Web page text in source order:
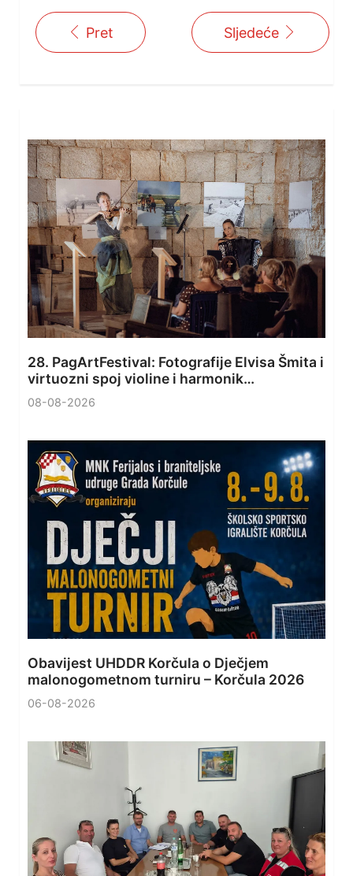
Pret Sljedeće
28. PagArtFestival: Fotografije Elvisa Šmita i
virtuozni spoj violine i harmonik…
08-08-2026
Obavijest UHDDR Korčula o Dječjem
malonogometnom turniru – Korčula 2026
06-08-2026